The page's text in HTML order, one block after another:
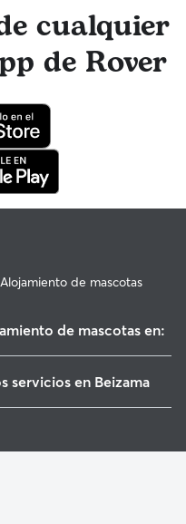
cualquier
de Rover
Alojamiento de mascotas
de mascotas en:
servicios en Beizama